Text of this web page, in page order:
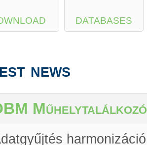
or App
databases
news
Műhelytalálkozó
harmonizáció